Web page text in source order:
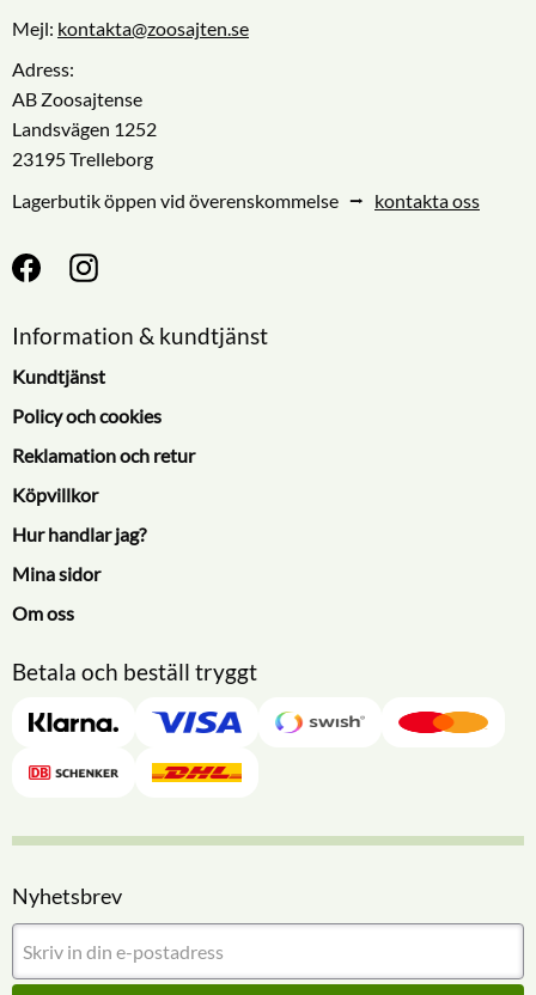
Mejl: kontakta@zoosajten.se
Adress:
AB Zoosajtense
Landsvägen 1252
23195 Trelleborg
Lagerbutik öppen vid överenskommelse ⭢ kontakta oss
Information & kundtjänst
Kundtjänst
Policy och cookies
Reklamation och retur
Köpvillkor
Hur handlar jag?
Mina sidor
Om oss
Betala och beställ tryggt
Nyhetsbrev